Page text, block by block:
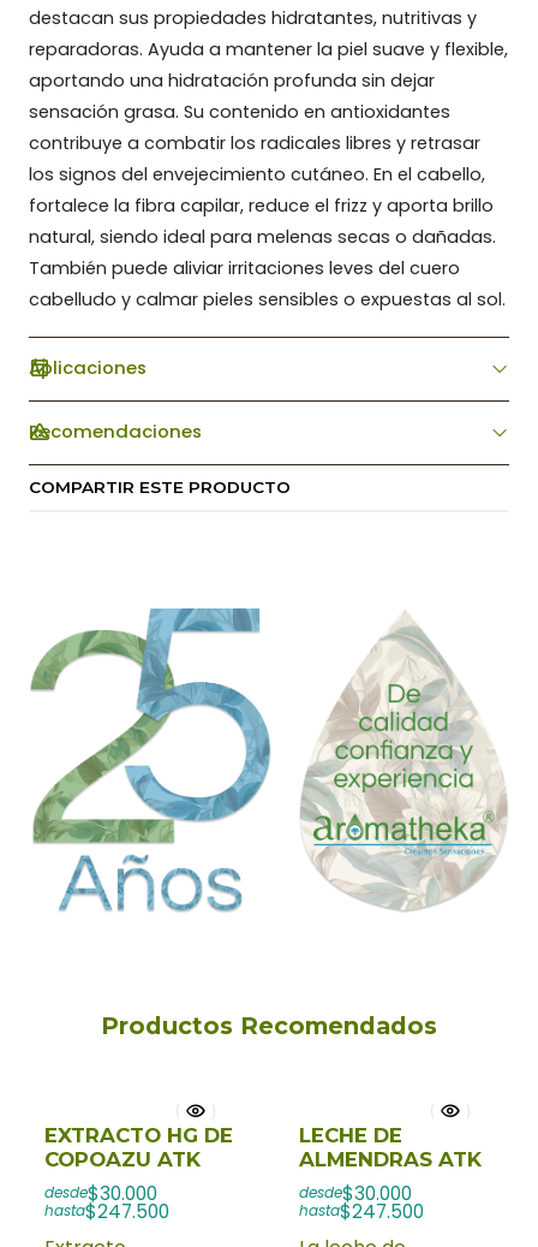
destacan sus propiedades hidratantes, nutritivas y
reparadoras. Ayuda a mantener la piel suave y flexible,
aportando una hidratación profunda sin dejar
sensación grasa. Su contenido en antioxidantes
contribuye a combatir los radicales libres y retrasar
los signos del envejecimiento cutáneo. En el cabello,
fortalece la fibra capilar, reduce el frizz y aporta brillo
natural, siendo ideal para melenas secas o dañadas.
También puede aliviar irritaciones leves del cuero
cabelludo y calmar pieles sensibles o expuestas al sol.
Aplicaciones
Recomendaciones
COMPARTIR ESTE PRODUCTO
Productos Recomendados
EXTRACTO HG DE
COPOAZU ATK
desde$30.000
hasta$247.500
LECHE DE
ALMENDRAS ATK
desde$30.000
hasta$247.500